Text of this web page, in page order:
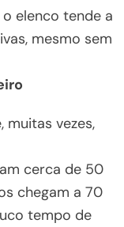
elenco tende a
mesmo sem
muitas vezes,
cerca de 50
chegam a 70
tempo de